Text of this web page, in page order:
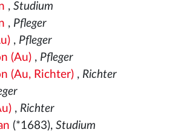
, Studium
, Pfleger
, Pfleger
(Au), Pfleger
(Au, Richter), Richter
, Richter
(*1683), Studium